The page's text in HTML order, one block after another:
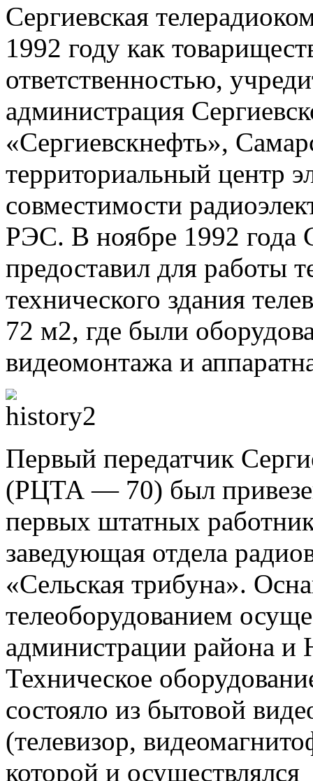
Сергиевская
1992 году как
ответственностью,
администрация
«Сергиевскнефть»,
территориальный центр
совместимости
РЭС. В ноябре 1992
предоставил для работы
технического здания
72 м2, где были
видеомонтажа и
Первый передатчик
(РЦТА — 70) был
первых штатных
заведующая отдела
«Сельская трибуна».
телеоборудованием
администрации района
Техническое
состояло из бытовой
(телевизор,
которой и